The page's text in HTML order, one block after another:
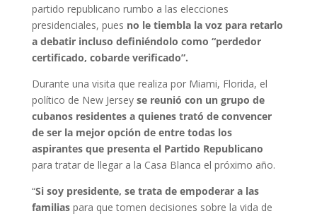
partido republicano rumbo a las elecciones
presidenciales, pues no le tiembla la voz para retarlo
a debatir incluso definiéndolo como “perdedor
certificado, cobarde verificado”.
Durante una visita que realiza por Miami, Florida, el
político de New Jersey se reunió con un grupo de
cubanos residentes a quienes trató de convencer
de ser la mejor opción de entre todas los
aspirantes que presenta el Partido Republicano
para tratar de llegar a la Casa Blanca el próximo año.
“Si soy presidente, se trata de empoderar a las
familiaspara que tomen decisiones sobre la vida de